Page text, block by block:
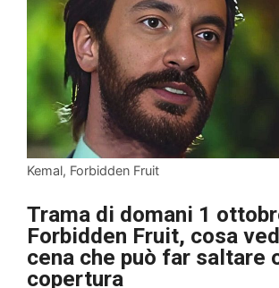
Kemal, Forbidden Fruit
Trama di domani 1
Forbidden Fruit, cosa
cena che può far saltare
copertura